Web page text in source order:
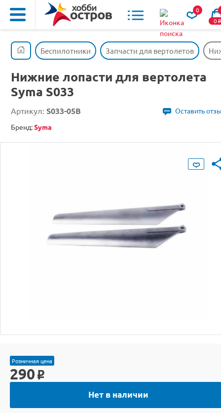
0
0o
Беспилотники Запчасти для вертолетов
Нижние лопасти для вертолета
Syma S033
Артикул: S033-05B
Оставить
Бренд:Syma
Розничная цена
290 o
Нет в наличии